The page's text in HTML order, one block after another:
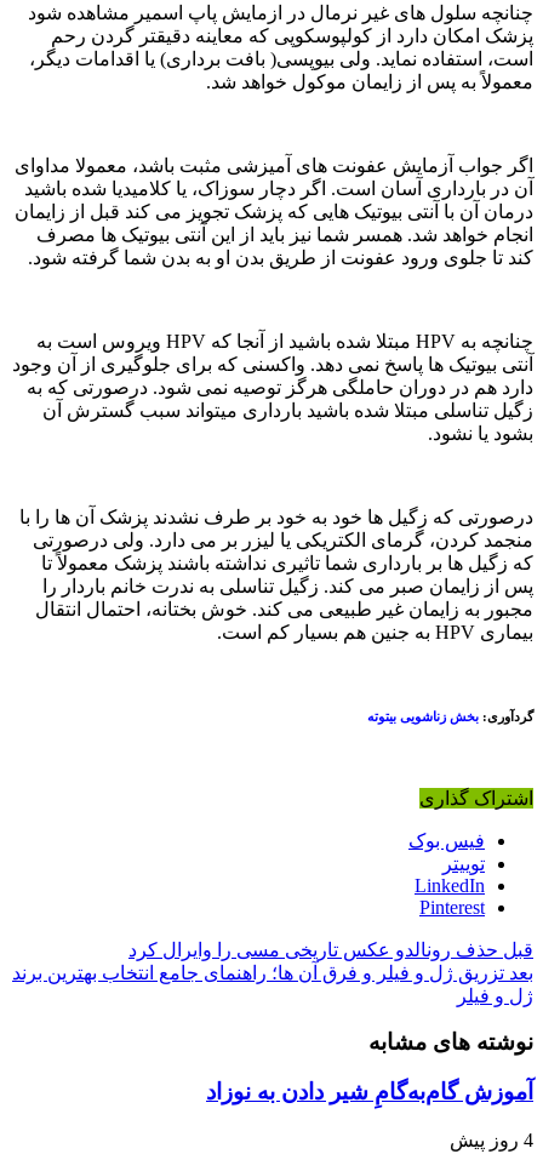
چنانچه سلول های غیر نرمال در ازمایش پاپ اسمیر مشاهده شود
پزشک امکان دارد از کولپوسکوپی که معاینه دقیقتر گردن رحم
است، استفاده نماید. ولی بیوپسی( بافت برداری) یا اقدامات ديگر،
معمولاً به پس از زایمان موکول خواهد شد.
اگر جواب آزمایش عفونت های آمیزشی مثبت باشد، معمولا مداوای
آن در بارداری آسان است. اگر دچار سوزاک، یا کلامیدیا شده باشید
درمان آن با آنتی بیوتیک هایی که پزشک تجویز می کند قبل از زایمان
انجام خواهد شد. همسر شما نیز باید از این آنتی بیوتیک ها مصرف
کند تا جلوی ورود عفونت از طریق بدن او به بدن شما گرفته شود.
چنانچه به HPV مبتلا شده باشید از آنجا که HPV ویروس است به
آنتی بیوتیک ها پاسخ نمی دهد. واکسنی که برای جلوگیری از آن وجود
دارد هم در دوران حاملگی هرگز توصیه نمی شود. درصورتی که به
زگیل تناسلی مبتلا شده باشید بارداری میتواند سبب گسترش آن
بشود یا نشود.
درصورتی که زگیل ها خود به خود بر طرف نشدند پزشک آن ها را با
منجمد کردن، گرمای الکتریکی یا لیزر بر می دارد. ولی درصورتی
که زگیل ها بر بارداری شما تاثیری نداشته باشند پزشک معمولاً تا
پس از زایمان صبر می کند. زگیل تناسلی به ندرت خانم باردار را
مجبور به زایمان غیر طبیعی می کند. خوش بختانه، احتمال انتقال
بیماری HPV به جنین هم بسیار کم است.
گردآوری: بخش زناشویی بیتوته
اشتراک گذاری
فیس بوک
توییتر
LinkedIn
Pinterest
قبل حذف رونالدو عکس تاریخی مسی را وایرال کرد
بعد تزریق ژل و فیلر و فرق آن ها؛ راهنمای جامع انتخاب بهترین برند
ژل و فیلر
نوشته های مشابه
آموزش گام‌به‌گامِ شیر دادن به نوزاد
4 روز پیش